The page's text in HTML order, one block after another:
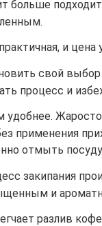
больше
и цена
свой выбор
процесс и
удобнее.
применения
отмыть
закипания
и
разлив